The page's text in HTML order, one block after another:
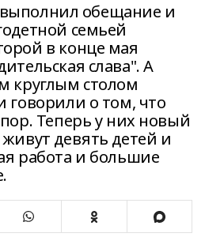
обещание и
семьей
в конце мая
слава". А
круглым столом
говорили о том, что
Теперь у них новый
девять детей и
работа и большие